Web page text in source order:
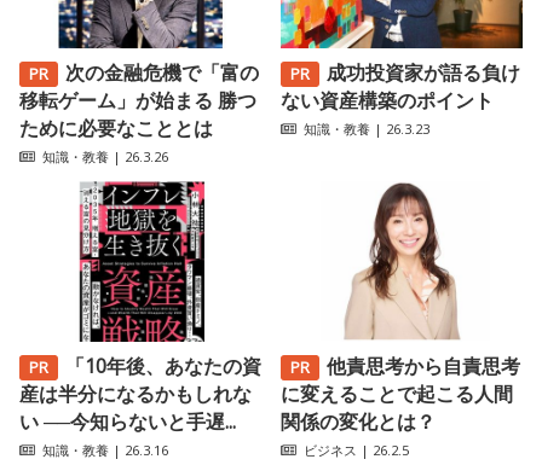
次の金融危機で「富の
移転ゲーム」が始まる 勝つ
ために必要なこととは
知識・教養 | 26.3.26
成功投資家が語る負け
ない資産構築のポイント
知識・教養 | 26.3.23
「10年後、あなたの資
産は半分になるかもしれな
い ──今知らないと手遅...
知識・教養 | 26.3.16
他責思考から自責思考
に変えることで起こる人間
関係の変化とは？
ビジネス | 26.2.5